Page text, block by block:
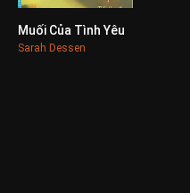
0
Muối Của Tình Yêu
Sarah Dessen